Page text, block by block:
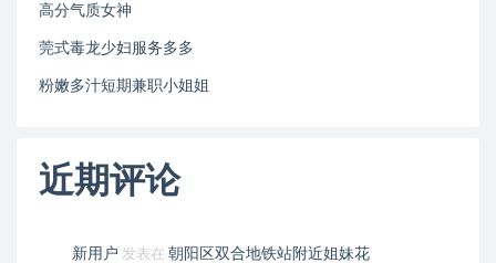
高分气质女神
莞式毒龙少妇服务多多
粉嫩多汁短期兼职小姐姐
近期评论
新用户 发表在 朝阳区双合地铁站附近姐妹花